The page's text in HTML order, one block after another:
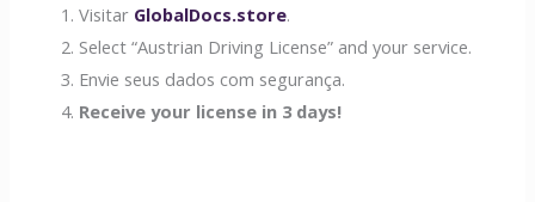
Visitar GlobalDocs.store.
Select “Austrian Driving License” and your service.
Envie seus dados com segurança.
Receive your license in 3 days!